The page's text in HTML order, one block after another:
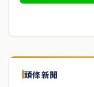
頭條新聞